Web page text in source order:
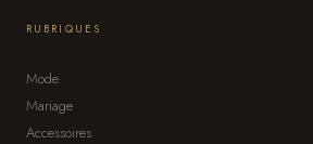
RUBRIQUES
Mode
Mariage
Accessoires